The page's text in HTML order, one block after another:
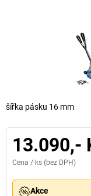
šířka pásku 16 mm
13.090,-
Cena / ks (bez DPH)
Akce